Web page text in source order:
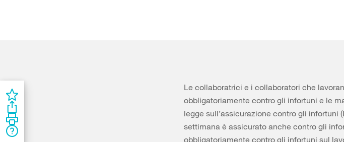
Le collaboratrici e i collaboratori che
obbligatoriamente contro gli infortuni e le
legge sull’assicurazione contro gli infortuni
settimana è assicurato anche contro gli
obbligatoriamente contro gli infortuni sul